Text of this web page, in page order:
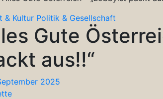
& Kultur Politik & Gesellschaft
Gute
aus!!“
2025